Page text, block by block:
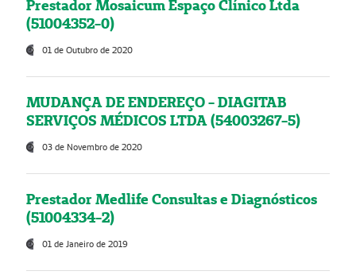
Prestador Mosaicum Espaço Clínico Ltda
(51004352-0)
01 de Outubro de 2020
MUDANÇA DE ENDEREÇO - DIAGITAB
SERVIÇOS MÉDICOS LTDA (54003267-5)
03 de Novembro de 2020
Prestador Medlife Consultas e Diagnósticos
(51004334-2)
01 de Janeiro de 2019